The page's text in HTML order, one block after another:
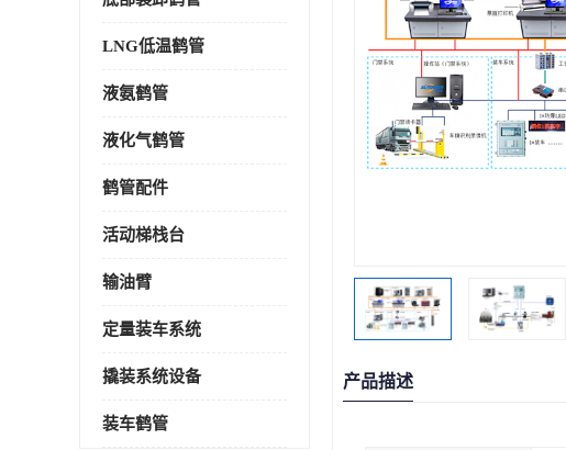
LNG低温鹤管
液氨鹤管
液化气鹤管
鹤管配件
活动梯栈台
输油臂
定量装车系统
撬装系统设备
装车鹤管
产品描述